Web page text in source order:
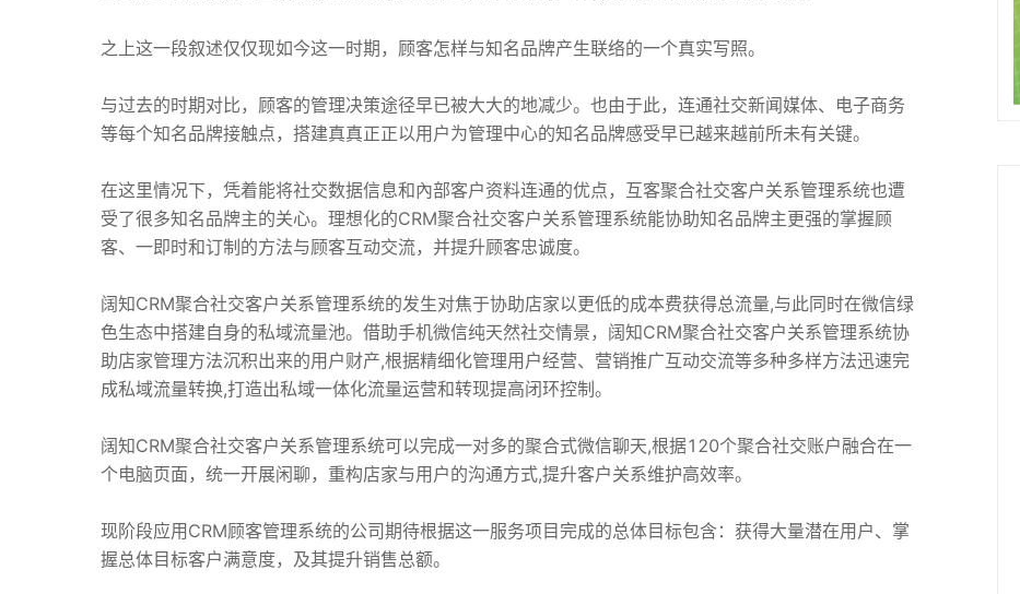
之上这一段叙述仅仅现如今这一时期，顾客怎样与知名品牌产生联络的一个真实写照。
与过去的时期对比，顾客的管理决策途径早已被大大的地减少。也由于此，连通社交新闻媒体、电子商务
等每个知名品牌接触点，搭建真真正正以用户为管理中心的知名品牌感受早已越来越前所未有关键。
在这里情况下，凭着能将社交数据信息和內部客户资料连通的优点，互客聚合社交客户关系管理系统也遭
受了很多知名品牌主的关心。理想化的CRM聚合社交客户关系管理系统能协助知名品牌主更强的掌握顾
客、一即时和订制的方法与顾客互动交流，并提升顾客忠诚度。
阔知CRM聚合社交客户关系管理系统的发生对焦于协助店家以更低的成本费获得总流量,与此同时在微信绿
色生态中搭建自身的私域流量池。借助手机微信纯天然社交情景，阔知CRM聚合社交客户关系管理系统协
助店家管理方法沉积出来的用户财产,根据精细化管理用户经营、营销推广互动交流等多种多样方法迅速完
成私域流量转换,打造出私域一体化流量运营和转现提高闭环控制。
阔知CRM聚合社交客户关系管理系统可以完成一对多的聚合式微信聊天,根据120个聚合社交账户融合在一
个电脑页面，统一开展闲聊，重构店家与用户的沟通方式,提升客户关系维护高效率。
现阶段应用CRM顾客管理系统的公司期待根据这一服务项目完成的总体目标包含：获得大量潜在用户、掌
握总体目标客户满意度，及其提升销售总额。